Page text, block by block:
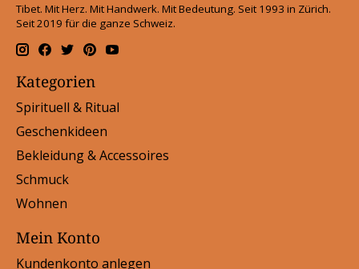
Tibet. Mit Herz. Mit Handwerk. Mit Bedeutung. Seit 1993 in Zürich.
Seit 2019 für die ganze Schweiz.
Kategorien
Spirituell & Ritual
Geschenkideen
Bekleidung & Accessoires
Schmuck
Wohnen
Mein Konto
Kundenkonto anlegen